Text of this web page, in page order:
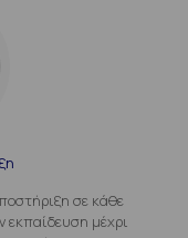
σε κάθε
εκπαίδευση μέχρι